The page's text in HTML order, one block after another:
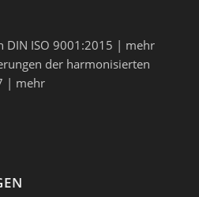
DIN ISO 9001:2015 | mehr
der harmonisierten
| mehr